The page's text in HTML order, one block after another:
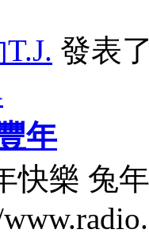
發表
年
快樂 兔